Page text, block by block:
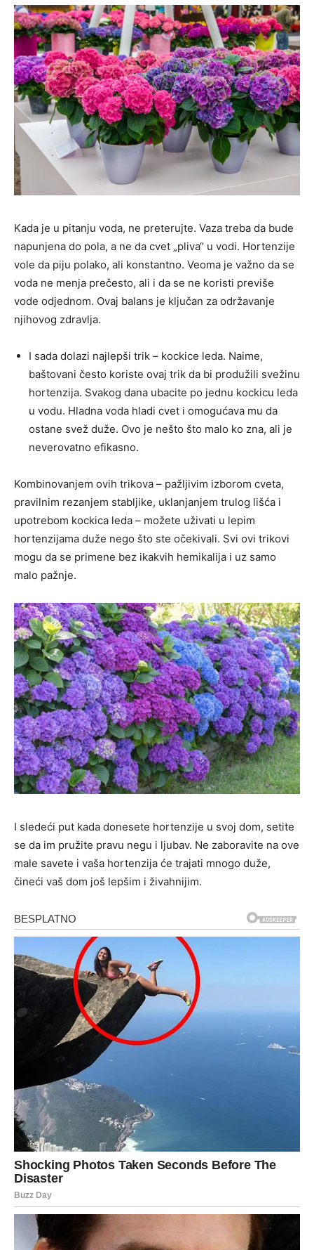
Kada je u pitanju voda, ne preterujte. Vaza treba da bude
napunjena do pola, a ne da cvet „pliva“ u vodi. Hortenzije
vole da piju polako, ali konstantno. Veoma je važno da se
voda ne menja prečesto, ali i da se ne koristi previše
vode odjednom. Ovaj balans je ključan za održavanje
njihovog zdravlja.
I sada dolazi najlepši trik – kockice leda. Naime,
baštovani često koriste ovaj trik da bi produžili svežinu
hortenzija. Svakog dana ubacite po jednu kockicu leda
u vodu. Hladna voda hladi cvet i omogućava mu da
ostane svež duže. Ovo je nešto što malo ko zna, ali je
neverovatno efikasno.
Kombinovanjem ovih trikova – pažljivim izborom cveta,
pravilnim rezanjem stabljike, uklanjanjem trulog lišća i
upotrebom kockica leda – možete uživati u lepim
hortenzijama duže nego što ste očekivali. Svi ovi trikovi
mogu da se primene bez ikakvih hemikalija i uz samo
malo pažnje.
I sledeći put kada donesete hortenzije u svoj dom, setite
se da im pružite pravu negu i ljubav. Ne zaboravite na ove
male savete i vaša hortenzija će trajati mnogo duže,
čineći vaš dom još lepšim i živahnijim.